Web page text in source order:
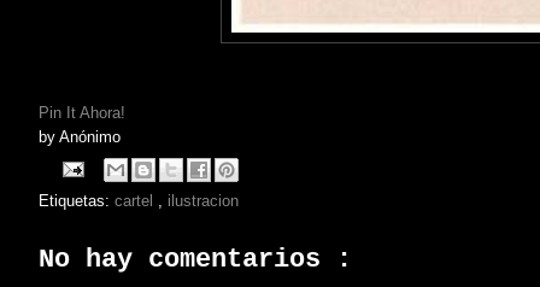
Pin It Ahora!
by Anónimo
Etiquetas: cartel ilustracion
No hay comentarios :